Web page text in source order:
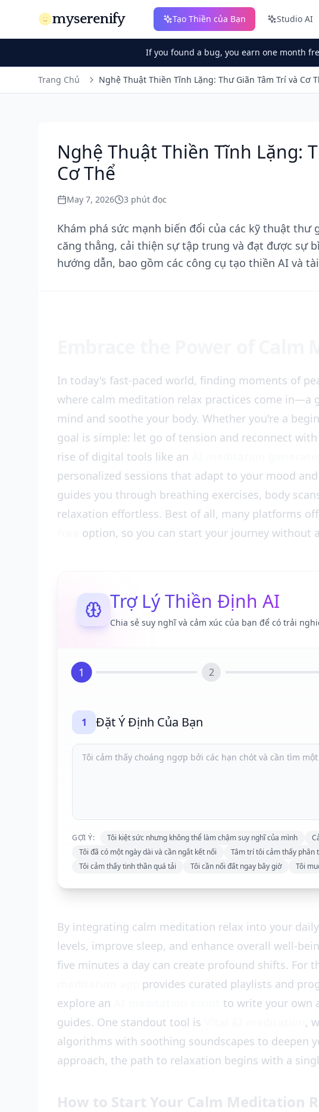
myserenify Tạo Thiền của Bạn Studio AI
If you found a bug, you earn one month
Trang Chủ Nghệ Thuật Thiền Tĩnh Lặng: Thư Giãn Tâm Trí và Cơ
Nghệ Thuật Thiền Tĩnh Lặng:
Cơ Thể
May 7, 2026 3 phút đọc
Khám phá sức mạnh biến đổi của các kỹ thuật thư
căng thẳng, cải thiện sự tập trung và đạt được sự
hướng dẫn, bao gồm các công cụ tạo thiền AI và
In today's fast-paced world, finding moments of
where calm meditation relax practices come in—a
mind and soothe your body. Whether you're a
goal is simple: let go of tension and reconnect
rise of digital tools like an
personalized sessions that adapt to your mood
guides you through breathing exercises, body
relaxation effortless. Best of all, many platforms
option, so you can start your journey without
Trợ Lý Thiền Định AI
Chia sẻ suy nghĩ và cảm xúc của bạn để có trải
1 2
1 Đặt Ý Định Của Bạn
GỢI Ý: Tôi kiệt sức nhưng không thể làm chậm suy nghĩ của mình
Tôi đã có một ngày dài và cần ngắt kết nối
Tâm trí tôi cảm thấy phân
Tôi cảm thấy tinh thần quá tải
Tôi cần nối đất ngay bây giờ Tôi
By integrating calm meditation relax into your
levels, improve sleep, and enhance overall well-
five minutes a day can create profound shifts. For
provides curated playlists and
explore an
to write your own
guides. One standout tool is
,
algorithms with soothing soundscapes to deepen
approach, the path to relaxation begins with a
How to Start Your Calm Meditation